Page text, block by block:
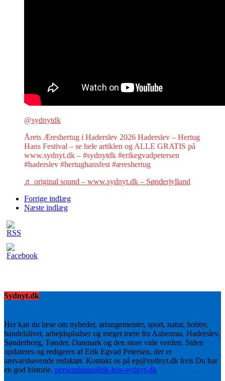
@sydnytdk
Årets Æreshertug i Haderslev 2026 Haderslev – Hertug
Hans Festival – se hele artiklen og ALLE GRATIS på
www.sydnyt.dk – #sydnytdk #erikegvadpetersen
#haderslev #hertughansfest #æreshertug
♬ original sound – www.sydnyt.dk – Sønderjylland
Forrige indlæg
Næste indlæg
Sydnyt.dk
Her kan du læse om nyheder, arrangementer, sport, natur, hobby,
handelslivet, arbejdspladser og meget mere fra Aabenraa, Haderslev,
Sønderborg, Tønder, Danmark og den store vide verden. Siden
opdateres og redigeres af Erik Egvad Petersen, der er
ansvarshavende redaktør. Kontakt os på ep@sydnyt.dk hvis Du har
en god historie. persondatapolitik-hos-sydnyt-dk